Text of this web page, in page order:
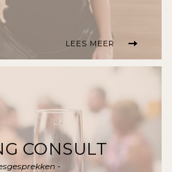
LEES MEER
CONSULT
-